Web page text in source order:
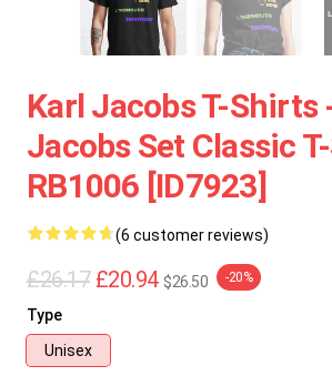
Karl Jacobs T-Shirts
Jacobs Set Classic
RB1006 [ID7923]
(6 customer reviews)
£26.17 £20.94 $26.50 -20%
Type
Unisex